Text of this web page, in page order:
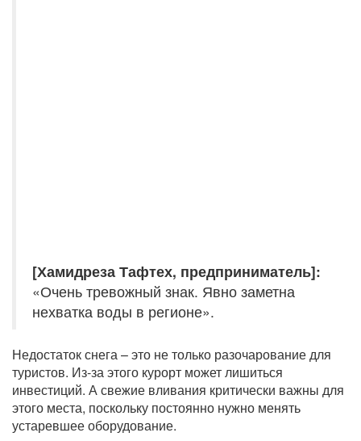
[Хамидреза Тафтех, предприниматель]:
«Очень тревожный знак. Явно заметна
нехватка воды в регионе».
Недостаток снега – это не только разочарование для
туристов. Из-за этого курорт может лишиться
инвестиций. А свежие вливания критически важны для
этого места, поскольку постоянно нужно менять
устаревшее оборудование.